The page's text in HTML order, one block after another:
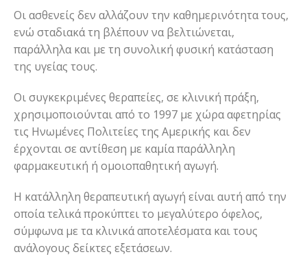
Οι ασθενείς δεν αλλάζουν την καθημερινότητα τους,
ενώ σταδιακά τη βλέπουν να βελτιώνεται,
παράλληλα και με τη συνολική φυσική κατάσταση
της υγείας τους.
Οι συγκεκριμένες θεραπείες, σε κλινική πράξη,
χρησιμοποιούνται από το 1997 με χώρα αφετηρίας
τις Ηνωμένες Πολιτείες της Αμερικής και δεν
έρχονται σε αντίθεση με καμία παράλληλη
φαρμακευτική ή ομοιοπαθητική αγωγή.
Η κατάλληλη θεραπευτική αγωγή είναι αυτή από την
οποία τελικά προκύπτει το μεγαλύτερο όφελος,
σύμφωνα με τα κλινικά αποτελέσματα και τους
ανάλογους δείκτες εξετάσεων.